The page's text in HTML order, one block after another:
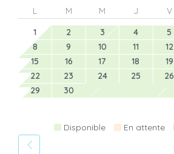
L M M J V
1
2 3 4 5
8
9 10 11 12
15
16 17 18 19
22
23 24 25 26
29
30
Disponible En attente